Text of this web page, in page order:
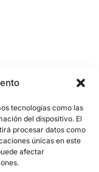
tecnologías como las
del dispositivo. El
procesar datos como
únicas en este
afectar